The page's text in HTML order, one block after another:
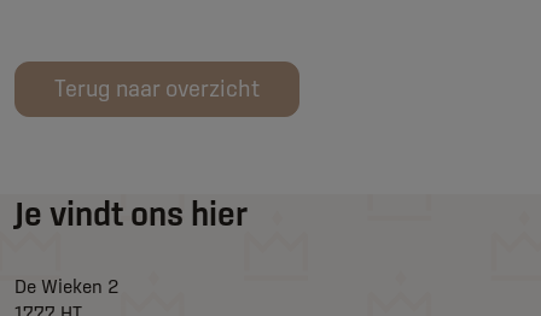
Terug naar overzicht
Je vindt ons hier
De Wieken 2